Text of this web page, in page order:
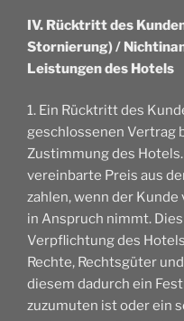
IV. Rücktritt des
Stornierung) /
Leistungen des Hotels
1. Ein Rücktritt des
geschlossenen Vertrag
Zustimmung des
vereinbarte Preis aus
zahlen, wenn der
in Anspruch nimmt.
Verpflichtung des
Rechte, Rechtsgüter
diesem dadurch ein
zuzumuten ist oder ein